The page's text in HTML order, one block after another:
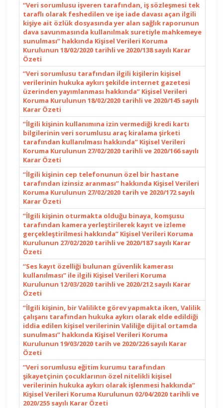
“Veri sorumlusu işveren tarafından, iş sözleşmesi tek
taraflı olarak feshedilen ve işe iade davası açan ilgili
kişiye ait özlük dosyasında yer alan sağlık raporunun
dava savunmasında kullanılmak suretiyle mahkemeye
sunulması” hakkında Kişisel Verileri Koruma
Kurulunun 18/02/2020 tarihli ve 2020/138 sayılı Karar
Özeti
“Veri sorumlusu tarafından ilgili kişilerin kişisel
verilerinin hukuka aykırı şekilde internet gazetesi
üzerinden yayımlanması hakkında” Kişisel Verileri
Koruma Kurulunun 18/02/2020 tarihli ve 2020/145 sayılı
Karar Özeti
“İlgili kişinin kullanımına izin vermediği kredi kartı
bilgilerinin veri sorumlusu araç kiralama şirketi
tarafından kullanılması hakkında” Kişisel Verileri
Koruma Kurulunun 27/02/2020 tarihli ve 2020/166 sayılı
Karar Özeti
“İlgili kişinin cep telefonunun özel bir hastane
tarafından izinsiz aranması” hakkında Kişisel Verileri
Koruma Kurulunun 27/02/2020 tarih ve 2020/172 sayılı
Karar Özeti
“İlgili kişinin oturmakta olduğu binaya, komşusu
tarafından kamera yerleştirilerek kayıt ve izleme
gerçekleştirilmesi hakkında” Kişisel Verileri Koruma
Kurulunun 27/02/2020 tarihli ve 2020/187 sayılı Karar
Özeti
“Ses kayıt özelliği bulunan güvenlik kamerası
kullanılması” ile ilgili Kişisel Verileri Koruma
Kurulunun 12/03/2020 tarihli ve 2020/212 sayılı Karar
Özeti
“İlgili kişinin, bir Valilikte görev yapmakta iken, Valilik
çalışanı tarafından hukuka aykırı olarak elde edildiği
iddia edilen kişisel verilerinin Valiliğe dijital ortamda
sunulması” hakkında Kişisel Verileri Koruma
Kurulunun 19/03/2020 tarih ve 2020/226 sayılı Karar
Özeti
“Veri sorumlusu eğitim kurumu tarafından
şikayetçinin çocuklarının özel nitelikli kişisel
verilerinin hukuka aykırı olarak işlenmesi hakkında”
Kişisel Verileri Koruma Kurulunun 02/04/2020 tarihli ve
2020/255 sayılı Karar Özeti